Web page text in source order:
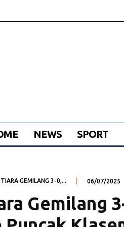
NEWS SPORT
GEMILANG 3-0,... 06/07/2025
Gemilang